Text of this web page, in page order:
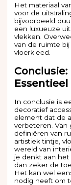
Het materiaal
voor de
bijvoorbeeld
een luxueuze
vlekken.
van de ruimte
vloerkleed.
In conclusie is
decoratief
element dat de
verbeteren.
definiëren van
artistiek tintje,
wereld van
je denkt aan
dan zeker de
Het kan wel
nodig heeft om